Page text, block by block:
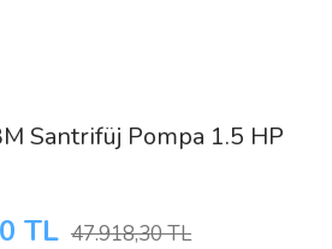
Santrifüj Pompa 1.5 HP
TL 47.918,30 TL